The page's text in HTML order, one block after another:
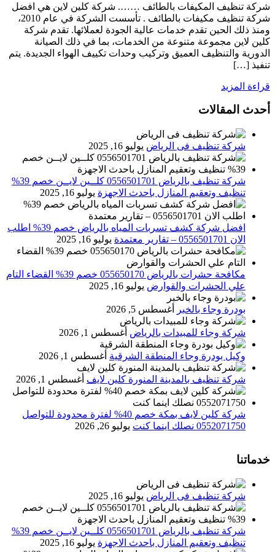
شركة تنظيف المكيفات بالطائف ……. شركة كلين لاين هي افضل
شركة تنظيف مكيفات بالطائف . تأسست الشركة في عام 2010،
ومنذ ذلك الحين تقدم خدمات عالية الجودة لعملائها. تقدم شركة
كلين لاين مجموعة متنوعة من الخدمات، بما في ذلك الصيانة
الدورية والتنظيف العميق وتركيب وحدات تكييف الهواء الجديدة. يتم
تنفيذ […]
قراءة المزيد
أحدث المقالات
شركة تنظيف فى الرياض يوليو 16, 2025
شركة تنظيف بالرياض 0556501701 كلــين لايــن خصم 39%
تنظيف وتعقيم المنازل باحدث الاجهزة يوليو 16, 2025
افضل شركة كشف تسربات المياه بالرياض خصم 39% اطلب
الان 0556501701‬‏ – تقارير معتمدة
يوليو 16, 2025
مكافحة حشرات بالرياض 055650170 خصم 39% القضاء التام
علي الحشرات والقوارض يوليو 16, 2025
بودرة وجاء بالخبر أغسطس 5, 2026
شركة وجاء للمبيدات بالرياض أغسطس 1, 2026
وكيل بودرة وجاء المنطقة الشرقية أغسطس 1, 2026
شركة تنظيف بالمدينة المنورة كلين لايف أغسطس 1, 2026
شركة كلين لايف بمكة خصم 40% لفترة محدودة للتواصل
0552071750 نصلك اينما كنت
يوليو 26, 2026
خدماتنا
شركة تنظيف فى الرياض يوليو 16, 2025
شركة تنظيف بالرياض 0556501701 كلــين لايــن خصم 39%
تنظيف وتعقيم المنازل باحدث الاجهزة يوليو 16, 2025